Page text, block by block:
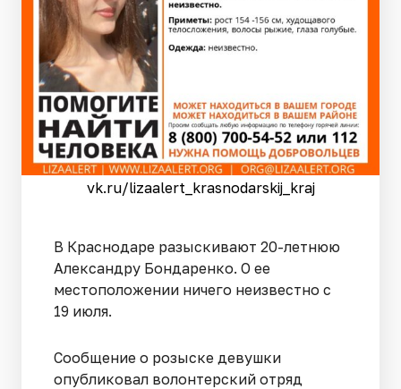
vk.ru/lizaalert_krasnodarskij_kraj
В Краснодаре разыскивают 20-летнюю
Александру Бондаренко. О ее
местоположении ничего неизвестно с
19 июля.
Сообщение о розыске девушки
опубликовал волонтерский отряд